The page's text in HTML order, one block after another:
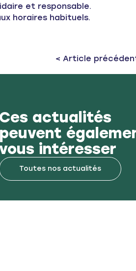
et responsable.
horaires habituels.
Previous post:
< Article
Ces actualités
peuvent
intéresser
Toutes nos actualités